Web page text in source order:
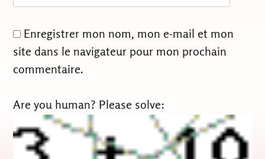
Enregistrer mon nom, mon e-mail et mon
site dans le navigateur pour mon prochain
commentaire.
Are you human? Please solve: